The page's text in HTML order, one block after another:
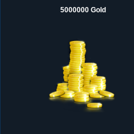
5000000 Gold